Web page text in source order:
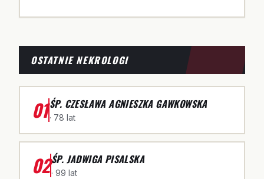
OSTATNIE NEKROLOGI
01ŚP. CZESŁAWA AGNIESZKA GAWKOWSKA
· 78 lat
02ŚP. JADWIGA PISALSKA
· 99 lat